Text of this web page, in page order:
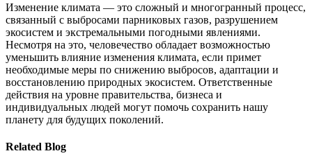
Изменение климата — это сложный и многогранный процесс,
связанный с выбросами парниковых газов, разрушением
экосистем и экстремальными погодными явлениями.
Несмотря на это, человечество обладает возможностью
уменьшить влияние изменения климата, если примет
необходимые меры по снижению выбросов, адаптации и
восстановлению природных экосистем. Ответственные
действия на уровне правительства, бизнеса и
индивидуальных людей могут помочь сохранить нашу
планету для будущих поколений.
Related Blog